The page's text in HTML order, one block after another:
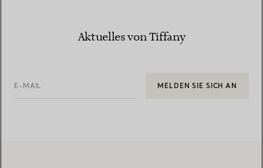
Aktuelles von Tiffany
E-MAIL MELDEN SIE SICH AN